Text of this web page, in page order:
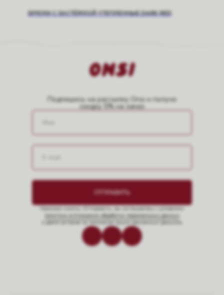
БРЮКИ С ЗАСТЁЖКОЙ УТЕПЛЕННЫЕ DARK RED
Подпишись на рассылку Onsi и получи
скидку 5% на заказ
ОТПРАВИТЬ
Нажимая кнопку «Отправить», вы соглашаетесь с условиями
политики в отношении обработки персональных данных